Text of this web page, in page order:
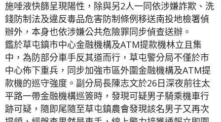
施唾液快篩呈現陽性，除與另2人一同依涉嫌詐欺、洗
錢防制法及違反毒品危害防制條例移送南投地檢署偵
辦外，本身也依涉嫌公共危險罪同步偵查送辦。
鑑於草屯鎮市中心金融機構及ATM提款機林立且集
中，為防部分車手反其道而行，草屯警分局不僅於市
中心佈下重兵，同步加強市區外圍金融機構及ATM提
款機的巡守強度。副分局長陳志文於26日深夜前往太
平路一帶金融機構巡簽時，發現可疑男子騎乘機車行
跡可疑，隨即尾隨至草屯鎮農會發現該名男子又再次